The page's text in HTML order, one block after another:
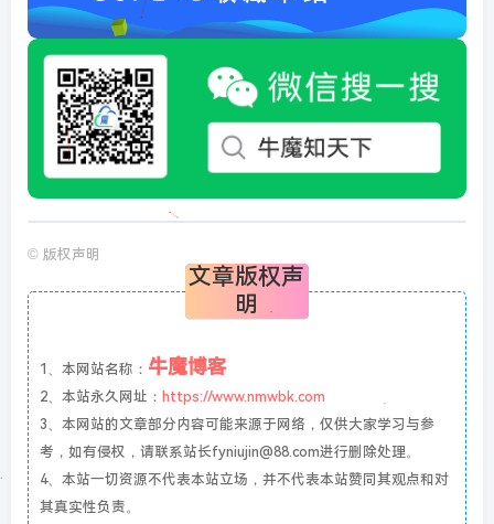
© 版权声明
文章版权声
明
1、本网站名称： 牛魔博客
2、本站永久网址： https://www.nmwbk.com
3、本网站的文章部分内容可能来源于网络，仅供大家学习与参
考，如有侵权，请联系站长fyniujin@88.com进行删除处理。
4、本站一切资源不代表本站立场，并不代表本站赞同其观点和对
其真实性负责。